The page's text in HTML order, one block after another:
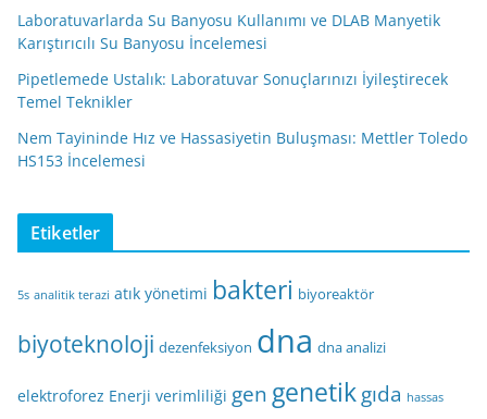
Laboratuvarlarda Su Banyosu Kullanımı ve DLAB Manyetik
Karıştırıcılı Su Banyosu İncelemesi
Pipetlemede Ustalık: Laboratuvar Sonuçlarınızı İyileştirecek
Temel Teknikler
Nem Tayininde Hız ve Hassasiyetin Buluşması: Mettler Toledo
HS153 İncelemesi
Etiketler
5s analitik terazi atık yönetimi bakteri biyoreaktör
biyoteknoloji dezenfeksiyon dna dna analizi
elektroforez Enerji verimliliği gen genetikgıda hassas